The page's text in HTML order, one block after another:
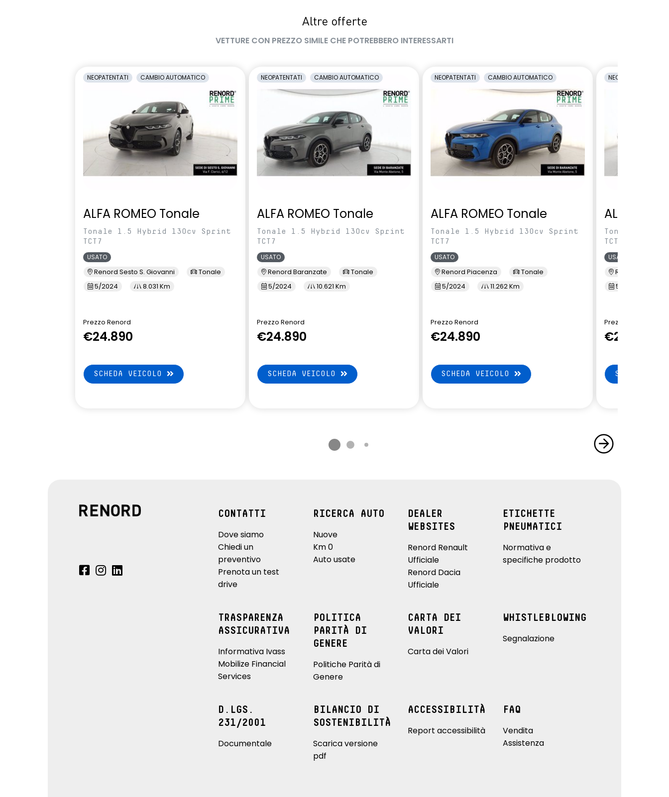
Altre offerte
VETTURE CON PREZZO SIMILE CHE POTREBBERO INTERESSARTI
NEOPATENTATI CAMBIO AUTOMATICO
ALFA ROMEO Tonale
Tonale 1.5 Hybrid 130cv Sprint
TCT7
USATO
Renord Sesto S. Giovanni
Tonale
5/2024
8.031 Km
Prezzo Renord
€24.890
SCHEDA VEICOLO
NEOPATENTATI CAMBIO AUTOMATICO
ALFA ROMEO Tonale
Tonale 1.5 Hybrid 130cv Sprint
TCT7
USATO
Renord Baranzate
Tonale
5/2024
10.621 Km
Prezzo Renord
€24.890
SCHEDA VEICOLO
NEOPATENTATI CAMBIO AUTOMATICO
ALFA ROMEO Tonale
Tonale 1.5 Hybrid 130cv Sprint
TCT7
USATO
Renord Piacenza
Tonale
5/2024
11.262 Km
Prezzo Renord
€24.890
SCHEDA VEICOLO
NEOPATENTATI
ALFA
Tonale 1.5
TCT7
USATO
Renord
5/2024
Prezzo Renord
€24.890
SCHEDA
CONTATTI
Dove siamo
Chiedi un
preventivo
Prenota un test
drive
RICERCA AUTO
Nuove
Km 0
Auto usate
DEALER
WEBSITES
Renord Renault
Ufficiale
Renord Dacia
Ufficiale
ETICHETTE
PNEUMATICI
Normativa e
specifiche prodotto
TRASPARENZA
ASSICURATIVA
Informativa Ivass
Mobilize Financial
Services
POLITICA
PARITÀ DI
GENERE
Politiche Parità di
Genere
CARTA DEI
VALORI
Carta dei Valori
WHISTLEBLOWING
Segnalazione
D.LGS.
231/2001
Documentale
BILANCIO DI
SOSTENIBILITÀ
Scarica versione
pdf
ACCESSIBILITÀ
Report accessibilità
FAQ
Vendita
Assistenza